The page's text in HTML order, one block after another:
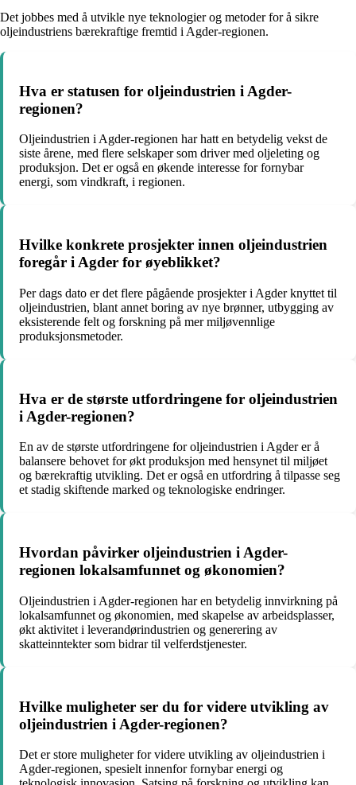
Det jobbes med å utvikle nye teknologier og metoder for å sikre
oljeindustriens bærekraftige fremtid i Agder-regionen.
Hva er statusen for oljeindustrien i Agder-
regionen?
Oljeindustrien i Agder-regionen har hatt en betydelig vekst de
siste årene, med flere selskaper som driver med oljeleting og
produksjon. Det er også en økende interesse for fornybar
energi, som vindkraft, i regionen.
Hvilke konkrete prosjekter innen oljeindustrien
foregår i Agder for øyeblikket?
Per dags dato er det flere pågående prosjekter i Agder knyttet til
oljeindustrien, blant annet boring av nye brønner, utbygging av
eksisterende felt og forskning på mer miljøvennlige
produksjonsmetoder.
Hva er de største utfordringene for oljeindustrien
i Agder-regionen?
En av de største utfordringene for oljeindustrien i Agder er å
balansere behovet for økt produksjon med hensynet til miljøet
og bærekraftig utvikling. Det er også en utfordring å tilpasse seg
et stadig skiftende marked og teknologiske endringer.
Hvordan påvirker oljeindustrien i Agder-
regionen lokalsamfunnet og økonomien?
Oljeindustrien i Agder-regionen har en betydelig innvirkning på
lokalsamfunnet og økonomien, med skapelse av arbeidsplasser,
økt aktivitet i leverandørindustrien og generering av
skatteinntekter som bidrar til velferdstjenester.
Hvilke muligheter ser du for videre utvikling av
oljeindustrien i Agder-regionen?
Det er store muligheter for videre utvikling av oljeindustrien i
Agder-regionen, spesielt innenfor fornybar energi og